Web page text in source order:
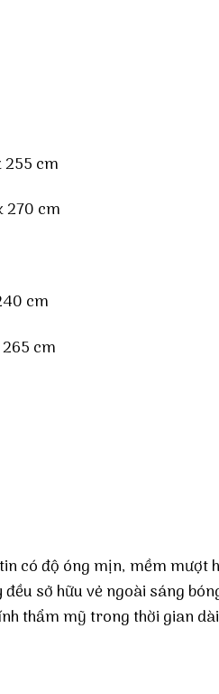
255 cm
270 cm
cm
cm
có độ óng mịn, mềm mượt
sở hữu vẻ ngoài sáng
thẩm mỹ trong thời gian